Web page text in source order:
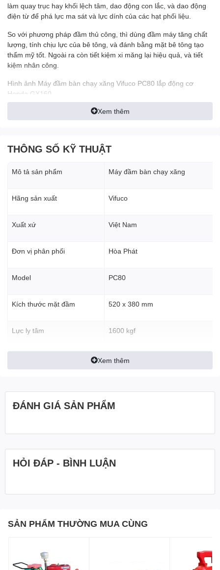
làm quay trục hay khối lệch tâm, dao động con lắc, và dao động
điện từ để phá lực ma sát và lực dính của các hạt phối liệu.
So với phương pháp đầm thủ công, thì dùng đầm máy tăng chất
lượng, tính chịu lực của bê tông, và đánh bằng mặt bê tông tạo
thẩm mỹ tốt. Ngoài ra còn tiết kiệm xi măng lại hiệu quả, và tiết
kiệm nhân công.
Hình ảnh Máy đầm bàn chạy xăng Vifuco PC80 lắp động cơ
Honda GX160
Xem thêm
THÔNG SỐ KỸ THUẬT
Mô tả sản phẩm Máy đầm bàn chạy xăng
Hãng sản xuất Vifuco
Xuất xứ Việt Nam
Đơn vị phân phối Hòa Phát
Model PC80
Kích thước mặt đầm 520 x 380 mm
Lực ly tâm 1600 kgf
20-25 mét/phút
Trọng lượng 80 kg
Bào hành 06 tháng
Xem thêm
ĐÁNH GIÁ SẢN PHẨM
HỎI ĐÁP - BÌNH LUẬN
SẢN PHẨM THƯỜNG MUA CÙNG